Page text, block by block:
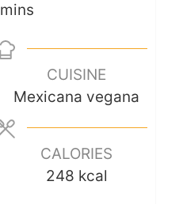
mins
CUISINE
Mexicana vegana
CALORIES
248 kcal